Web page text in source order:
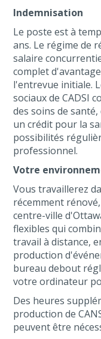
Indemnisation
Le poste est à
ans. Le régime de
salaire
complet
l'entrevue initiale.
sociaux de CADSI
des soins de
un crédit pour la
possibilités
professionnel.
Votre
Vous travaillerez
récemment
centre-ville
flexibles qui
travail à distance,
production
bureau debout
votre ordinateur
Des heures
production de
peuvent être